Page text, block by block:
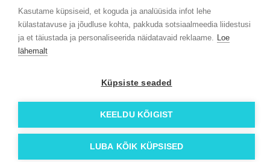
Kasutame küpsiseid, et koguda ja analüüsida infot lehe
külastatavuse ja jõudluse kohta, pakkuda sotsiaalmeedia liidestusi
ja et täiustada ja personaliseerida näidatavaid reklaame. Loe
lähemalt
Küpsiste seaded
KEELDU KÕIGIST
LUBA KÕIK KÜPSISED
Meist lähemalt
Facebook
Instagram
Linkedin
© 2026 Roi OÜ | Kõik õigused on kaitstud.